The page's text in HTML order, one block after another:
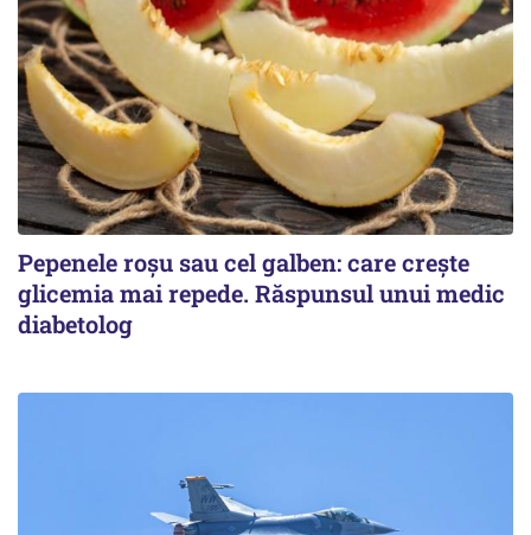
Pepenele roșu sau cel galben: care crește
glicemia mai repede. Răspunsul unui medic
diabetolog